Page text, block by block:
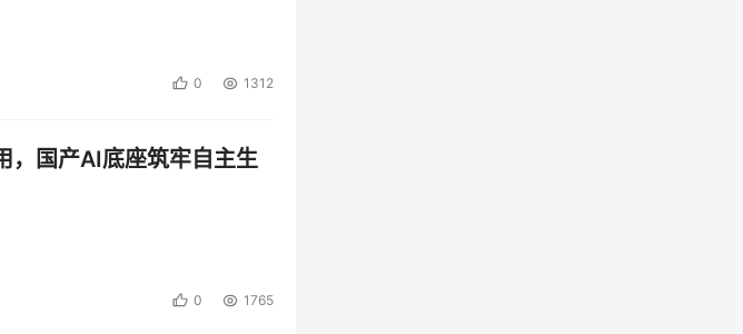
0 1312
，国产AI底座筑牢自主生
0 1765